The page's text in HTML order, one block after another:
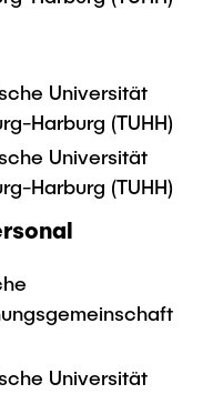
(ECIU)
Universität
Harburg (TUHH)
Universität
Harburg (TUHH)
Universität